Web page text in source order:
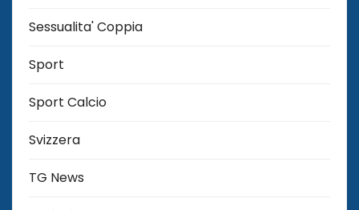
Sessualita' Coppia
Sport
Sport Calcio
Svizzera
TG News